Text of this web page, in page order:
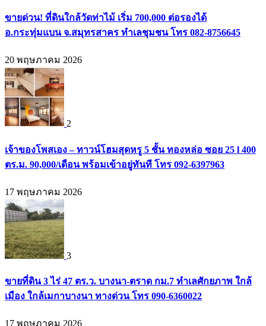
ขายด่วน! ที่ดินใกล้วัดท่าไม้ เริ่ม 700,000 ต่อรองได้
อ.กระทุ่มแบน จ.สมุทรสาคร ทำเลชุมชน โทร 082-8756645
20 พฤษภาคม 2026
2
เจ้าของโพสเอง – ทาวน์โฮมสุดหรู 5 ชั้น ทองหล่อ ซอย 25 l 400
ตร.ม. 90,000/เดือน พร้อมเข้าอยู่ทันที โทร 092-6397963
17 พฤษภาคม 2026
3
ขายที่ดิน 3 ไร่ 47 ตร.ว. บางนา-ตราด กม.7 ทำเลศักยภาพ ใกล้
เมือง ใกล้เมกาบางนา ทางด่วน โทร 090-6360022
17 พฤษภาคม 2026